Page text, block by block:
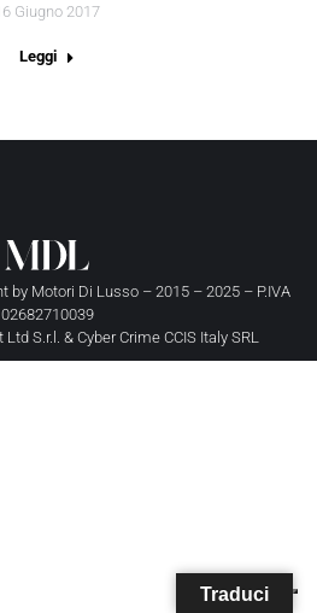
Giugno 2017
Leggi
by Motori Di Lusso– 2015 – 2025 – P.IVA
02682710039
Ltd S.r.l. & Cyber Crime CCIS Italy SRL
Traduci